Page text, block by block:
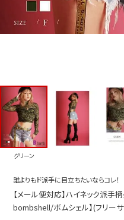
ス
アップ
ース
グリーン
誰よりもド派手に目立ちたいならコレ！
【メール便対応】ハイネック派手
bombshell/ボムシェル】(フリー